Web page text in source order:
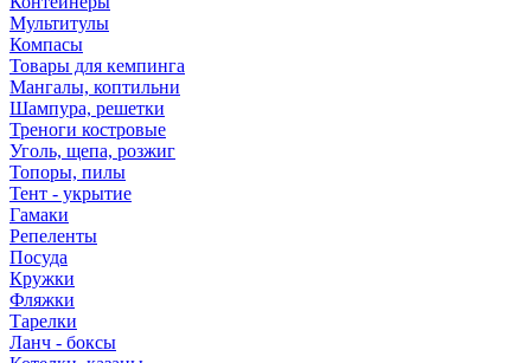
Мультитулы
Компасы
Товары для кемпинга
Мангалы, коптильни
Шампура, решетки
Треноги костровые
Уголь, щепа, розжиг
Топоры, пилы
Тент - укрытие
Гамаки
Репеленты
Посуда
Кружки
Фляжки
Тарелки
Ланч - боксы